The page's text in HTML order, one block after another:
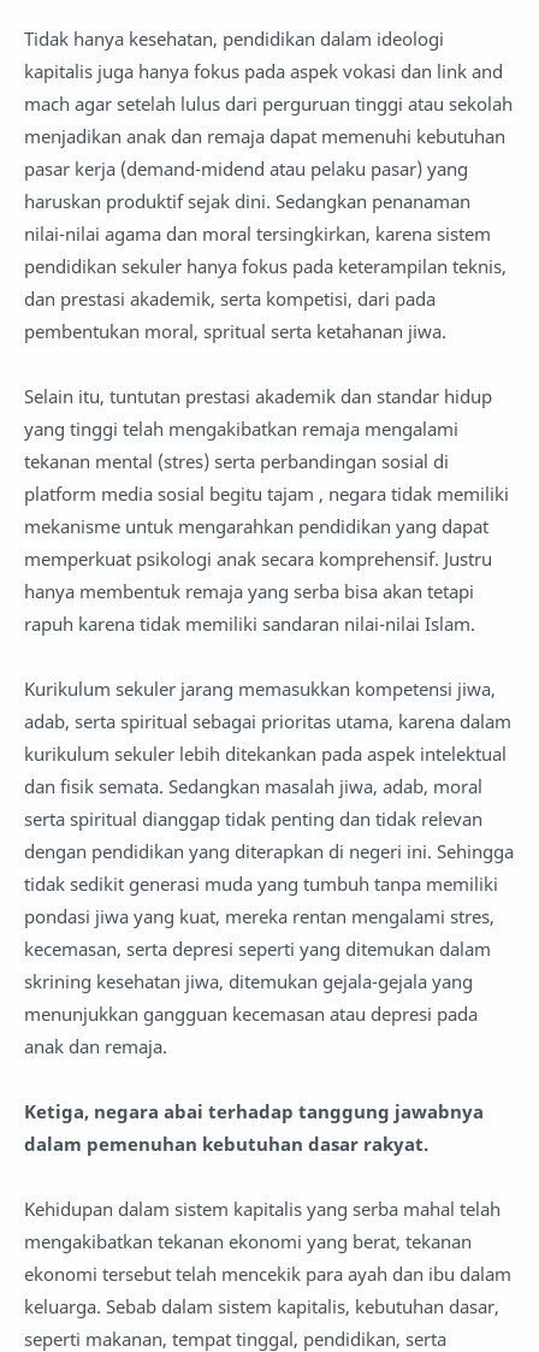
Tidak hanya kesehatan, pendidikan dalam ideologi
kapitalis juga hanya fokus pada aspek vokasi dan link and
mach agar setelah lulus dari perguruan tinggi atau sekolah
menjadikan anak dan remaja dapat memenuhi kebutuhan
pasar kerja (demand-midend atau pelaku pasar) yang
haruskan produktif sejak dini. Sedangkan penanaman
nilai-nilai agama dan moral tersingkirkan, karena sistem
pendidikan sekuler hanya fokus pada keterampilan teknis,
dan prestasi akademik, serta kompetisi, dari pada
pembentukan moral, spritual serta ketahanan jiwa.
Selain itu, tuntutan prestasi akademik dan standar hidup
yang tinggi telah mengakibatkan remaja mengalami
tekanan mental (stres) serta perbandingan sosial di
platform media sosial begitu tajam , negara tidak memiliki
mekanisme untuk mengarahkan pendidikan yang dapat
memperkuat psikologi anak secara komprehensif. Justru
hanya membentuk remaja yang serba bisa akan tetapi
rapuh karena tidak memiliki sandaran nilai-nilai Islam.
Kurikulum sekuler jarang memasukkan kompetensi jiwa,
adab, serta spiritual sebagai prioritas utama, karena dalam
kurikulum sekuler lebih ditekankan pada aspek intelektual
dan fisik semata. Sedangkan masalah jiwa, adab, moral
serta spiritual dianggap tidak penting dan tidak relevan
dengan pendidikan yang diterapkan di negeri ini. Sehingga
tidak sedikit generasi muda yang tumbuh tanpa memiliki
pondasi jiwa yang kuat, mereka rentan mengalami stres,
kecemasan, serta depresi seperti yang ditemukan dalam
skrining kesehatan jiwa, ditemukan gejala-gejala yang
menunjukkan gangguan kecemasan atau depresi pada
anak dan remaja.
Ketiga, negara abai terhadap tanggung jawabnya
dalam pemenuhan kebutuhan dasar rakyat.
Kehidupan dalam sistem kapitalis yang serba mahal telah
mengakibatkan tekanan ekonomi yang berat, tekanan
ekonomi tersebut telah mencekik para ayah dan ibu dalam
keluarga. Sebab dalam sistem kapitalis, kebutuhan dasar,
seperti makanan, tempat tinggal, pendidikan, serta